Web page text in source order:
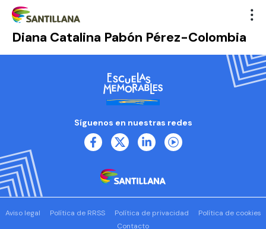
Diana Catalina Pabón Pérez-Colombia
Síguenos en nuestras redes
Aviso legal Política de RRSS Política de privacidad
Política de cookies
Contacto